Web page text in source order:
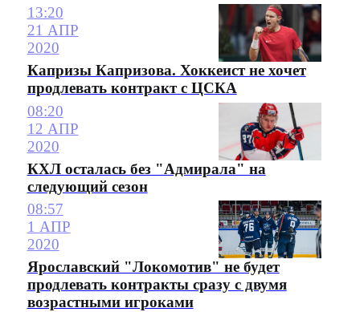
13:20
21 АПР
2020
Капризы Капризова. Хоккеист не хочет
продлевать контракт с ЦСКА
08:20
12 АПР
2020
КХЛ осталась без "Адмирала" на
следующий сезон
08:57
1 АПР
2020
Ярославский "Локомотив" не будет
продлевать контракты сразу с двумя
возрастными игроками